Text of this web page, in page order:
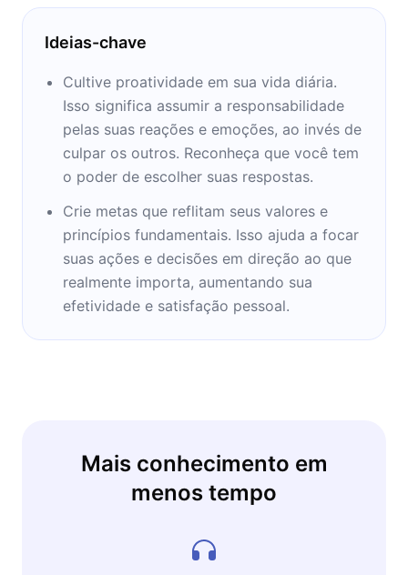
autoliderança, a primazia do caráter sobre as
técnicas, a necessidade de construirmos um
importância da contribuição e do legado. Foi
consultor pessoal dos ex-presidentes Bill
Clinton, dos EUA, Vicente Fox, do México, do
sul-coreano Kim Dae Jung e de CEOs de
diversas empresas norte-americanas e do
Eficácia à Grandeza, continuação do best-
seller lançado 28 anos atrás. Covey vendeu
mais de 25 milhões de livros em 38 idiomas.
Ideias-chave
Cultive proatividade em sua vida diária.
Isso significa assumir a responsabilidade
pelas suas reações e emoções, ao invés de
culpar os outros. Reconheça que você tem
o poder de escolher suas respostas.
Crie metas que reflitam seus valores e
princípios fundamentais. Isso ajuda a focar
suas ações e decisões em direção ao que
realmente importa, aumentando sua
efetividade e satisfação pessoal.
Mais conhecimento em
menos tempo